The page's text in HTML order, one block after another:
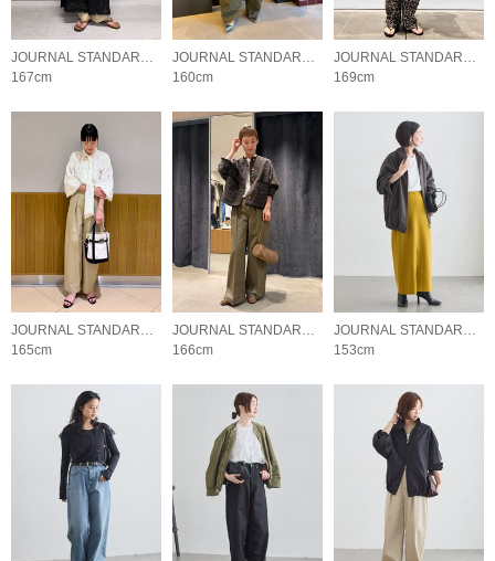
JOURNAL STANDARD L'ESSAGE
167cm
JOURNAL STANDARD L'ESSAGE
160cm
JOURNAL STANDARD L'ESSAGE
169cm
165cm
166cm
153cm